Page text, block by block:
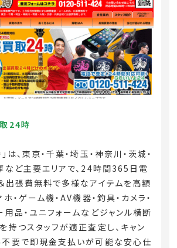
24時
は、東京・千葉・埼玉・神奈川・茨城・
など主要エリアで、24時間365日電
出張費無料で多様なアイテムを高額
・ゲーム機・AV機器・釣具・カメラ・
用品・ユニフォームなどジャンル横断
持つスタッフが適正査定し、キャン
要で即現金支払いが可能な安心仕